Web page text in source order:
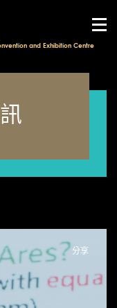
and Exhibition Centre
分享